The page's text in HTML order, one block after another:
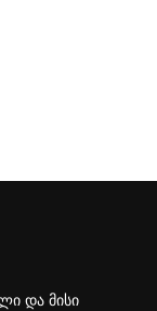
და მისი